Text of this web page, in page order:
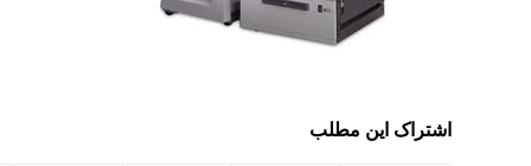
اشتراک این مطلب